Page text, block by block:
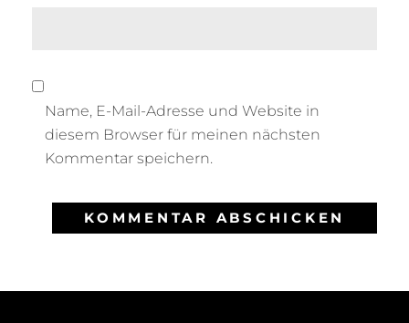
Name, E-Mail-Adresse und Website in
diesem Browser für meinen nächsten
Kommentar speichern.